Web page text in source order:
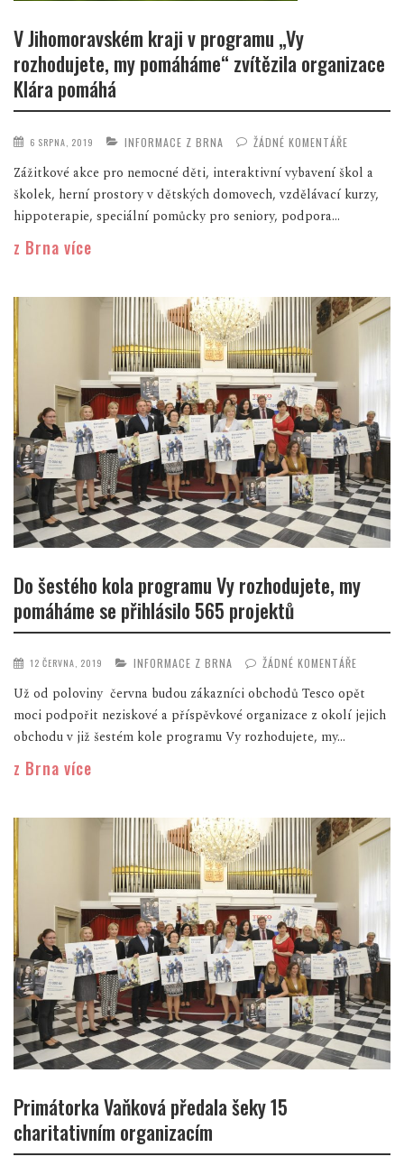
V Jihomoravském kraji v programu „Vy
rozhodujete, my pomáháme“ zvítězila organizace
Klára pomáhá
6 SRPNA, 2019 INFORMACE Z BRNA ŽÁDNÉ KOMENTÁŘE
Zážitkové akce pro nemocné děti, interaktivní vybavení škol a
školek, herní prostory v dětských domovech, vzdělávací kurzy,
hippoterapie, speciální pomůcky pro seniory, podpora...
z Brna více
Do šestého kola programu Vy rozhodujete, my
pomáháme se přihlásilo 565 projektů
12 ČERVNA, 2019 INFORMACE Z BRNA ŽÁDNÉ KOMENTÁŘE
Už od poloviny června budou zákazníci obchodů Tesco opět
moci podpořit neziskové a příspěvkové organizace z okolí jejich
obchodu v již šestém kole programu Vy rozhodujete, my...
z Brna více
Primátorka Vaňková předala šeky 15
charitativním organizacím